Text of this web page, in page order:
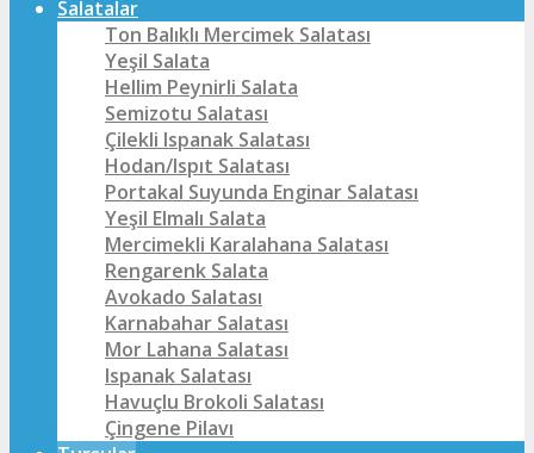
Salatalar
Ton Balıklı Mercimek Salatası
Yeşil Salata
Hellim Peynirli Salata
Semizotu Salatası
Çilekli Ispanak Salatası
Hodan/Ispıt Salatası
Portakal Suyunda Enginar Salatası
Yeşil Elmalı Salata
Mercimekli Karalahana Salatası
Rengarenk Salata
Avokado Salatası
Karnabahar Salatası
Mor Lahana Salatası
Ispanak Salatası
Havuçlu Brokoli Salatası
Çingene Pilavı